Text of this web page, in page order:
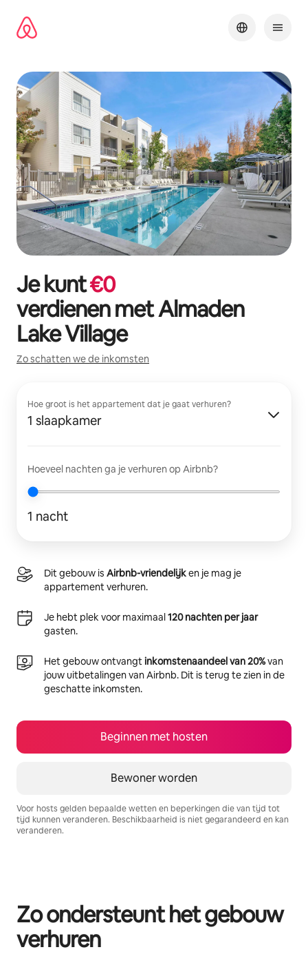
direct
naar
Je kunt€0
verdienen metAlmaden
Lake Village
Zo schatten we de inkomsten
Hoe groot is het appartement dat je gaat verhuren?
1 slaapkamer
Hoeveel nachten ga je verhuren op Airbnb?
1 nacht
Dit gebouw is Airbnb-vriendelijken je mag je
appartement verhuren.
Je hebt plek voor maximaal120 nachten per jaar
gasten.
Het gebouw ontvangtinkomstenaandeel van 20%van
jouw uitbetalingen van Airbnb. Dit is terug te zien in de
geschatte inkomsten.
Beginnen met hosten
Bewoner worden
Voor hosts gelden bepaalde wetten en beperkingen die van tijd tot
tijd kunnen veranderen. Beschikbaarheid is niet gegarandeerd en kan
veranderen.
Zo ondersteunt het gebouw
verhuren